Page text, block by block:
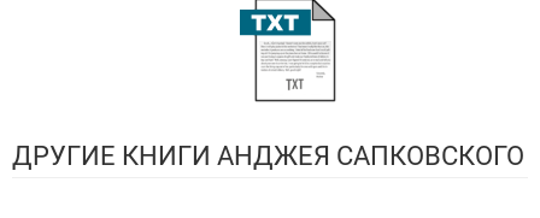
ДРУГИЕ КНИГИ АНДЖЕЯ САПКОВСКОГО